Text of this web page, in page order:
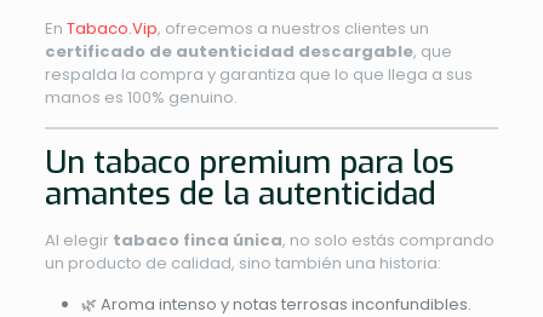
En Tabaco.Vip, ofrecemos a nuestros clientes un
certificado de autenticidad descargable, que
respalda la compra y garantiza que lo que llega a sus
manos es 100% genuino.
Un tabaco premium para los
amantes de la autenticidad
Al elegir tabaco finca única, no solo estás comprando
un producto de calidad, sino también una historia:
🌿 Aroma intenso y notas terrosas inconfundibles.